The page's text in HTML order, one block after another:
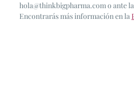
hola@thinkbigpharma.com o ante
Encontrarás más información en la